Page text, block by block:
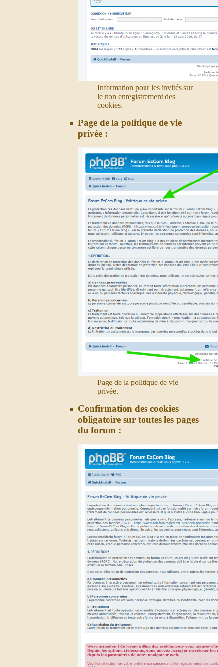
Information pour les invités sur
le non enregistrement des
cookies.
Page de la politique de vie
privée :
Page de la politique de vie
privée.
Confirmation des cookies
obligatoire sur toutes les pages
du forum :